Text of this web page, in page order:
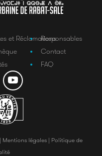
et RéclamationsResponsables
Contact
FAQ
Mentions légales | Politique de